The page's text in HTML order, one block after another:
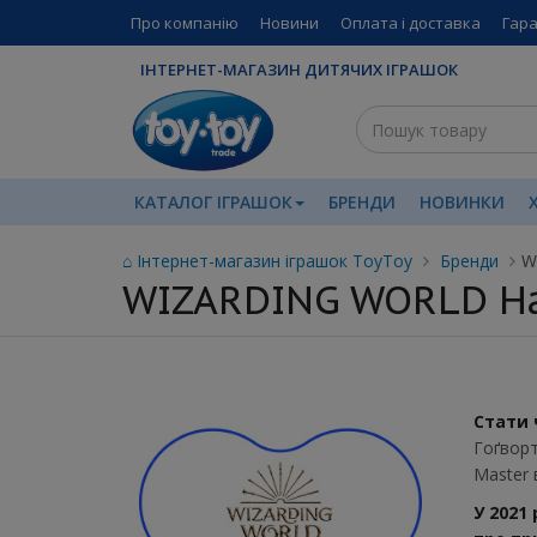
Про компанію Новини Оплата і доставка
ІНТЕРНЕТ-МАГАЗИН ДИТЯЧИХ ІГРАШОК
КАТАЛОГ ІГРАШОК БРЕНДИ НОВИНКИ
⌂ Інтернет-магазин іграшок ToyToy Бренди
WIZARDING WORLD
Стати
Master
У 2021